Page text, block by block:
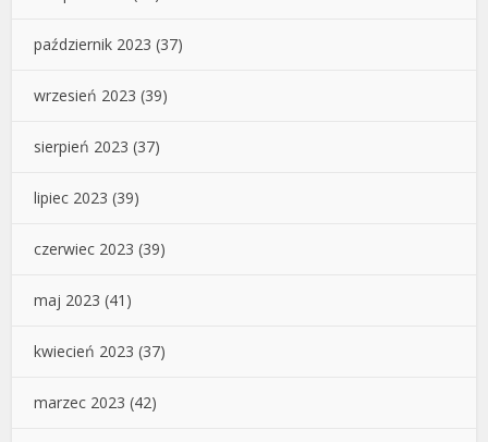
październik 2023 (37)
wrzesień 2023 (39)
sierpień 2023 (37)
lipiec 2023 (39)
czerwiec 2023 (39)
maj 2023 (41)
kwiecień 2023 (37)
marzec 2023 (42)